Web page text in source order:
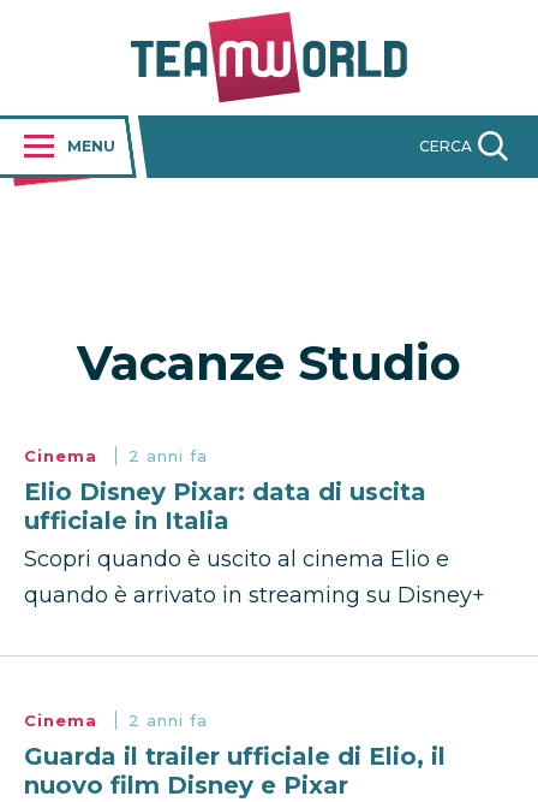
MENU CERCA
Vacanze Studio
Cinema 2 anni fa
Elio Disney Pixar: data di uscita
ufficiale in Italia
Scopri quando è uscito al cinema Elio e
quando è arrivato in streaming su Disney+
Cinema 2 anni fa
Guarda il trailer ufficiale di Elio, il
nuovo film Disney e Pixar